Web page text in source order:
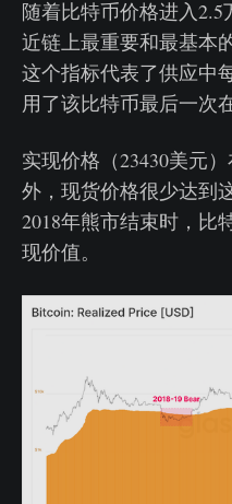
随着比特币价格进入
近链上最重要和最基本
这个指标代表了供应中
用了该比特币最后一次
实现价格（23430美元
外，现货价格很少达到
2018年熊市结束时，比
现价值。